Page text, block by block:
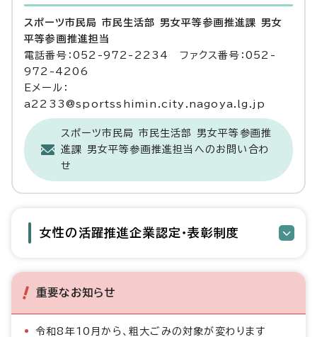
スポーツ市民局 市民生活部 男女平等参画推進課 男女
平等参画推進担当
電話番号：052-972-2234 ファクス番号：052-
972-4206
Eメール：
a2233@sportsshimin.city.nagoya.lg.jp
スポーツ市民局 市民生活部 男女平等参画推
進課 男女平等参画推進担当へのお問い合わ
せ
女性の活躍推進企業認定・表彰制度
重要なお知らせ
令和8年10月から、粗大ごみの対象が変わります